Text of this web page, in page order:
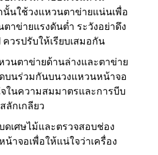
นั้นใช้วงแหวนตาข่ายแน่นเพื่อ
าข่ายแรงดันต่ำ ระวังอย่าดึง
วรปรับให้เรียบเสมอกัน
วนตาข่ายด้านล่างและตาข่าย
บนร่วมกันบนวงแหวนหน้าจอ
ในความสมมาตรและการบีบ
ลักเกลียว
ดเศษไม้และตรวจสอบช่อง
าจอเพื่อให้แน่ใจว่าเครื่อง